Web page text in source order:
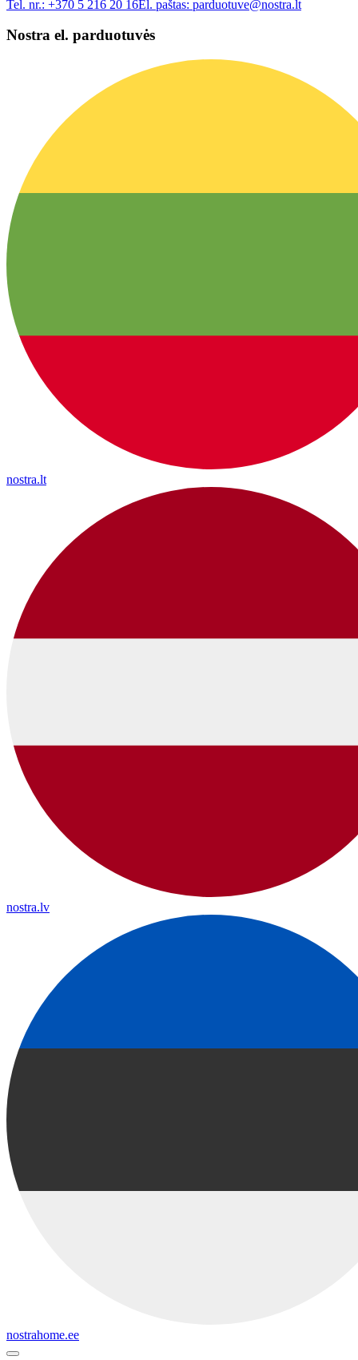
Tel. nr.: +370 5 216 20 16El. paštas: parduotuve@nostra.lt
Nostra el. parduotuvės
nostra.lt
nostra.lv
nostrahome.ee